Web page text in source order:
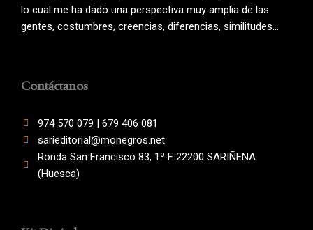
lo cual me ha dado una perspectiva muy amplia de las
gentes, costumbres, creencias, diferencias, similitudes…
Contáctanos
974 570 079 | 679 406 081
sarieditorial@monegros.net
Ronda San Francisco 83, 1º F 22200 SARIÑENA
(Huesca)